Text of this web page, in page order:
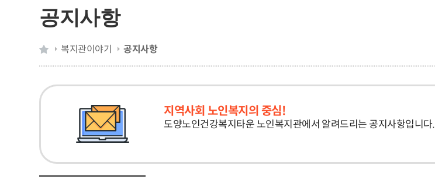
공지사항
복지관이야기 공지사항
지역사회 노인복지의 중심!
도양노인건강복지타운 노인복지관에서 알려드리는 공지사항입니다.